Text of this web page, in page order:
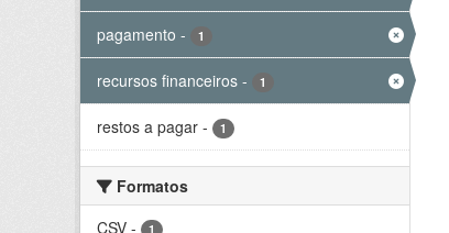
pagamento - 1
recursos financeiros - 1
restos a pagar - 1
Formatos
CSV - 1